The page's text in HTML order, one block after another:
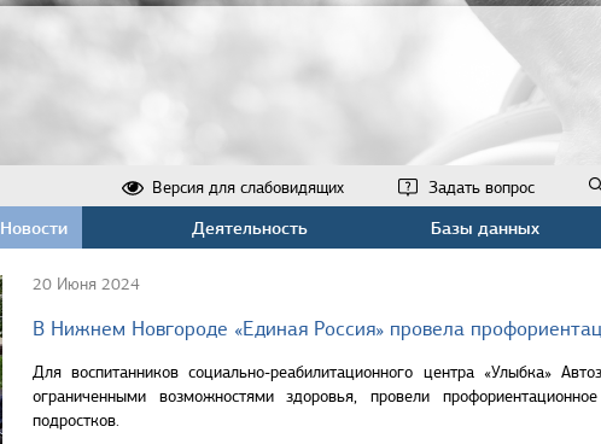
Задать вопрос
Версия для слабовидящих
Новости Деятельность Базы данных
20 Июня 2024
В Нижнем Новгороде «Единая Россия» провела
Для воспитанников социально-реабилитационного центра «Улыбка»
ограниченными возможностями здоровья, провели
подростков.